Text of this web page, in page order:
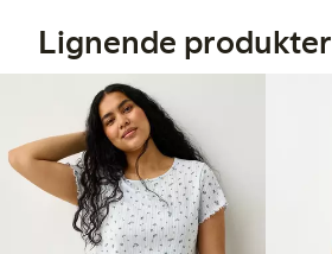
Lignende produkter